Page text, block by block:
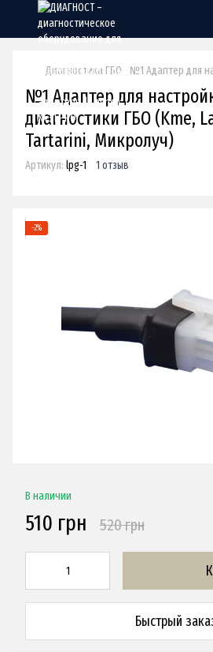
Диагностика ГБО №1 Адаптер для
№1 Адаптер для
диагностики ГБО (Kme,
Tartarini, Микролуч)
Артикул: lpg-1 1 отзыв
−2%
В наличии
510 грн 520 грн
Быстрый